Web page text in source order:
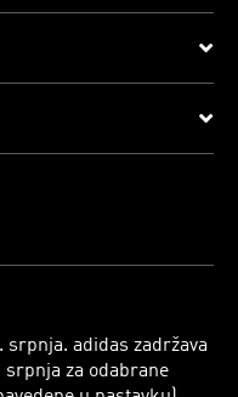
srpnja. adidas zadržava
za odabrane